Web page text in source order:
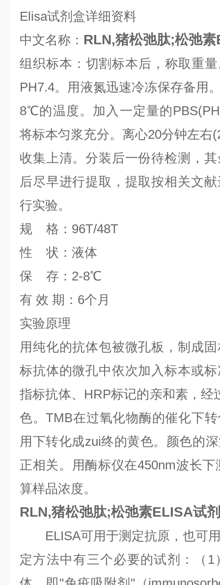
Elisa试剂盒详细资料
中文名称： RLN,猪松弛肽;松弛
组织标本：切割标本后，称取重
PH7.4。用液氮迅速冷冻保存备用
8℃的温度。加入一定量的
将标本匀浆充分。离心20分钟左右
收集上清。分装后一份待检测，
后尽早进行提取，提取按相关文
行实验。
规 格：96T/48T
性 状：液体
保 存：2-8℃
有 效 期：6个月
实验原理
用纯化的抗体包被微孔板，制成
标抗体的微孔中依次加入标本或
指标抗体、HRP标记的亲和素，经
色。TMB在过氧化物酶的催化下
用下转化成zui终的黄色。颜色的
正相关。用酶标仪在450nm波长
算样品浓度。
RLN,猪松弛肽;松弛素ELISA试
ELISA可用于测定抗原，也可用
定方法中有三个必要的试剂：（